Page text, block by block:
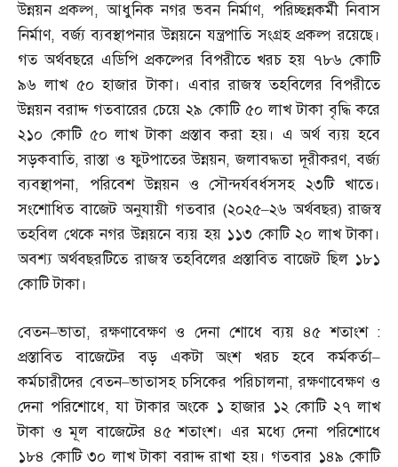
উন্নয়ন প্রকল্প,আধুনিক নগর ভবন নির্মাণ, পরিচ্ছন্নকর্মী নিবাস
নির্মাণ,বর্জ্য ব্যবস্থাপনার উন্নয়নে যন্ত্রপাতি সংগ্রহ প্রকল্প রয়েছে।
গত অর্থবছরে এডিপি প্রকল্পের বিপরীতে খরচ হয় ৭৮৬ কোটি
৯৬ লাখ ৫০ হাজার টাকা। এবার রাজস্ব তহবিলের বিপরীতে
উন্নয়ন বরাদ্দ গতবারের চেয়ে ২৯ কোটি ৫০ লাখ টাকা বৃদ্ধি করে
২১০ কোটি ৫০ লাখ টাকা প্রস্তাব করা হয়। এ অর্থ ব্যয় হবে
সড়কবাতি,রাস্তা ও ফুটপাতের উন্নয়ন,জলাবদ্ধতা দূরীকরণ,বর্জ্য
ব্যবস্থাপনা, পরিবেশ উন্নয়ন ও সৌন্দর্যবর্ধসসহ ২৩টি খাতে।
সংশোধিত বাজেট অনুযায়ী গতবার (২০২৫–২৬ অর্থবছর)রাজস্ব
তহবিল থেকে নগর উন্নয়নে ব্যয় হয় ১১৩ কোটি ২০ লাখ টাকা।
অবশ্য অর্থবছরটিতে রাজস্ব তহবিলের প্রস্তাবিত বাজেট ছিল ১৮১
কোটি টাকা।
বেতন–ভাতা,রক্ষণাবেক্ষণ ও দেনা শোধে ব্যয় ৪৫ শতাংশ :
প্রস্তাবিত বাজেটের বড় একটা অংশ খরচ হবে কর্মকর্তা–
কর্মচারীদের বেতন–ভাতাসহ চসিকের পরিচালনা,রক্ষণাবেক্ষণ ও
দেনা পরিশোধে,যা টাকার অংকে ১ হাজার ১২ কোটি ২৭ লাখ
টাকা ও মূল বাজেটের ৪৫ শতাংশ। এর মধ্যে দেনা পরিশোধে
১৮৪ কোটি ৩০ লাখ টাকা বরাদ্দ রাখা হয়। গতবার ১৪৯ কোটি